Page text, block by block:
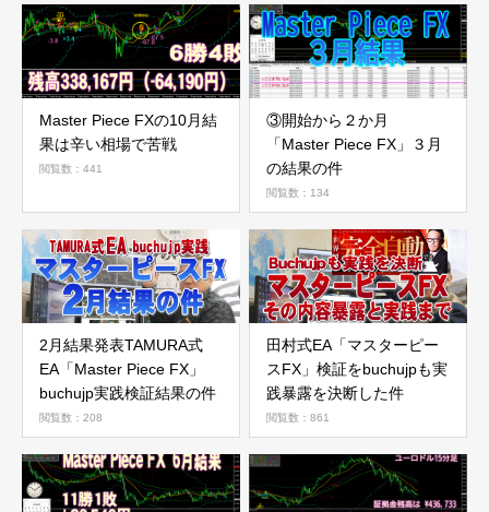
Master Piece FXの10月結
果は辛い相場で苦戦
閲覧数：441
③開始から２か月
「Master Piece FX」３月
の結果の件
閲覧数：134
2月結果発表TAMURA式
EA「Master Piece FX」
buchujp実践検証結果の件
閲覧数：208
田村式EA「マスターピー
スFX」検証をbuchujpも実
践暴露を決断した件
閲覧数：861